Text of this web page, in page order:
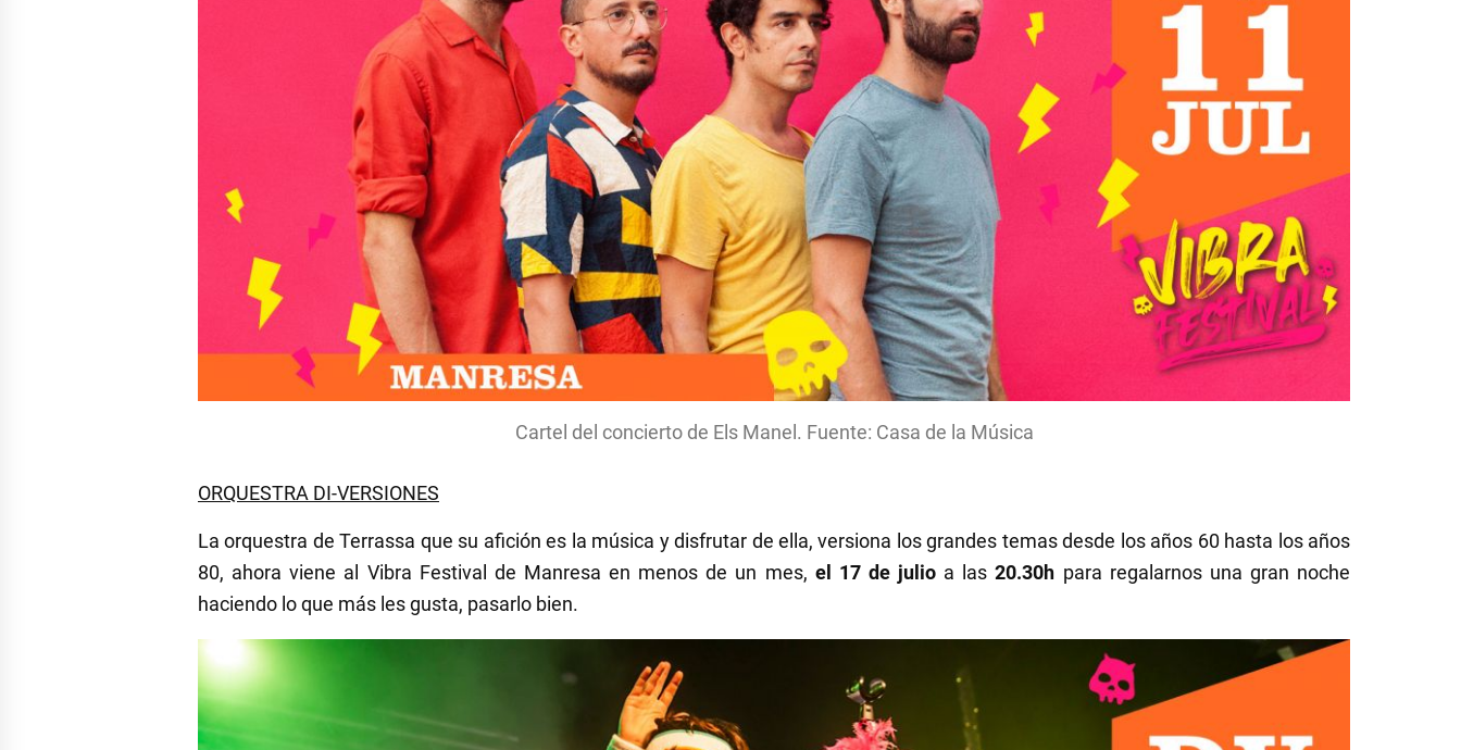
Cartel del concierto de Els Manel. Fuente: Casa de la Música
ORQUESTRA DI-VERSIONES
La orquestra de Terrassa que su afición es la música y disfrutar de ella, versiona los grandes temas desde los años 60 hasta los años
80, ahora viene al Vibra Festival de Manresa en menos de un mes, el 17 de julio a las20.30h para regalarnos una gran noche
haciendo lo que más les gusta, pasarlo bien.